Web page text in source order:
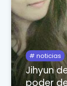
noticias
Jihyun
poder